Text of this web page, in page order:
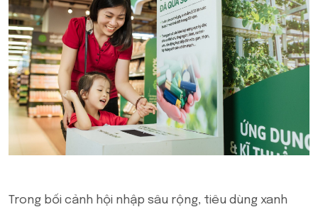
Trong bối cảnh hội nhập sâu rộng, tiêu dùng xanh